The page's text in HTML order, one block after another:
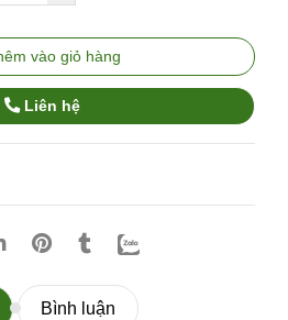
vào giỏ hàng
Liên hệ
Bình luận